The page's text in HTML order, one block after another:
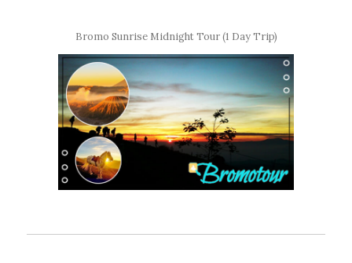
Bromo Sunrise Midnight Tour (1 Day Trip)